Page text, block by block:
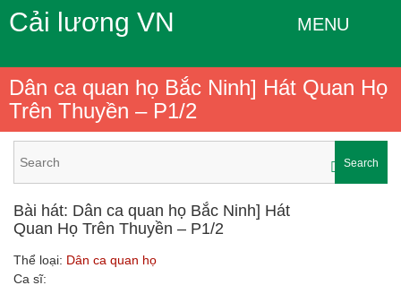
Cải lương VN MENU
Dân ca quan họ Bắc Ninh] Hát Quan Họ
Trên Thuyền – P1/2
Search
Bài hát: Dân ca quan họ Bắc Ninh] Hát
Quan Họ Trên Thuyền – P1/2
Thể loại: Dân ca quan họ
Ca sĩ: